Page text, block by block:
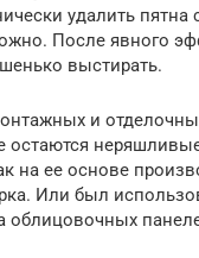
удалить пятна
После явного
выстирать.
и
остаются
на ее основе
Или был
облицовочных